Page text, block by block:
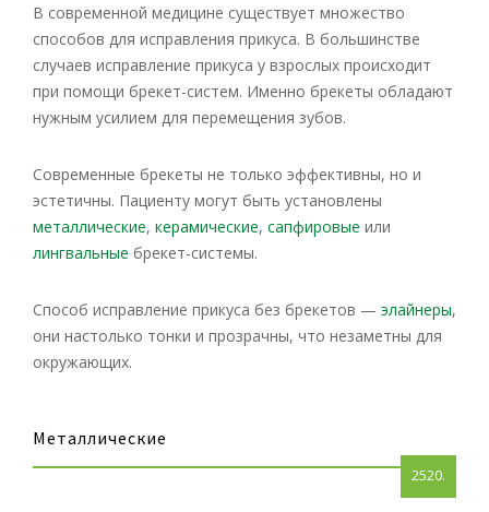
В современной медицине существует множество
способов для исправления прикуса. В большинстве
случаев исправление прикуса у взрослых происходит
при помощи брекет-систем. Именно брекеты обладают
нужным усилием для перемещения зубов.
Современные брекеты не только эффективны, но и
эстетичны. Пациенту могут быть установлены
металлические, керамические, сапфировые или
лингвальные брекет-системы.
Способ исправление прикуса без брекетов — элайнеры,
они настолько тонки и прозрачны, что незаметны для
окружающих.
Металлические
2520.